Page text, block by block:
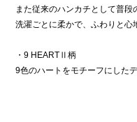
また従来のハンカチとして普段
洗濯ごとに柔かで、ふわりと心
・9 HEARTⅡ柄
9色のハートをモチーフにしたデ